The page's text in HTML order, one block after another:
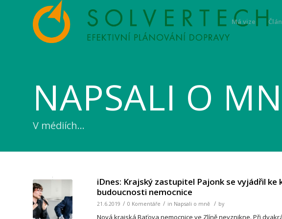
Má vize
NAPSALI O
V médiích…
iDnes: Krajský zastupitel Pajonk se vyjádřil ke
budoucnosti nemocnice
21.6.2019 / 0 Komentáře / in Napsali o mně / by
Nová krajská Baťova nemocnice ve Zlíně nevznikne. Při